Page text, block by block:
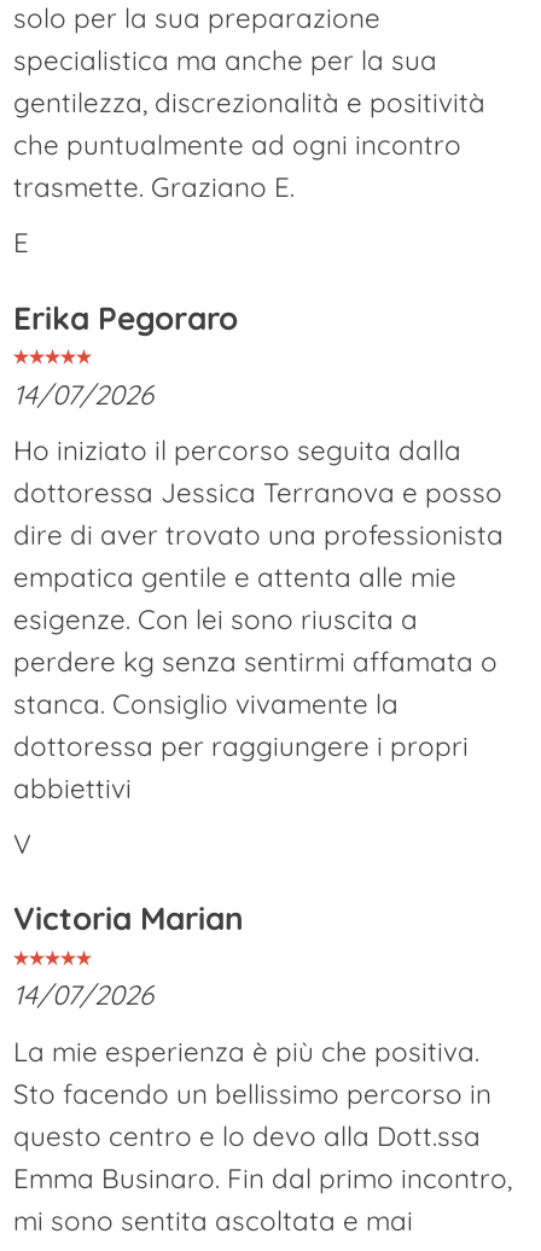
solo per la sua preparazione
specialistica ma anche per la sua
gentilezza, discrezionalità e positività
che puntualmente ad ogni incontro
trasmette. Graziano E.
E
Erika Pegoraro
14/07/2026
Ho iniziato il percorso seguita dalla
dottoressa Jessica Terranova e posso
dire di aver trovato una professionista
empatica gentile e attenta alle mie
esigenze. Con lei sono riuscita a
perdere kg senza sentirmi affamata o
stanca. Consiglio vivamente la
dottoressa per raggiungere i propri
abbiettivi
V
Victoria Marian
14/07/2026
La mie esperienza è più che positiva.
Sto facendo un bellissimo percorso in
questo centro e lo devo alla Dott.ssa
Emma Businaro. Fin dal primo incontro,
mi sono sentita ascoltata e mai